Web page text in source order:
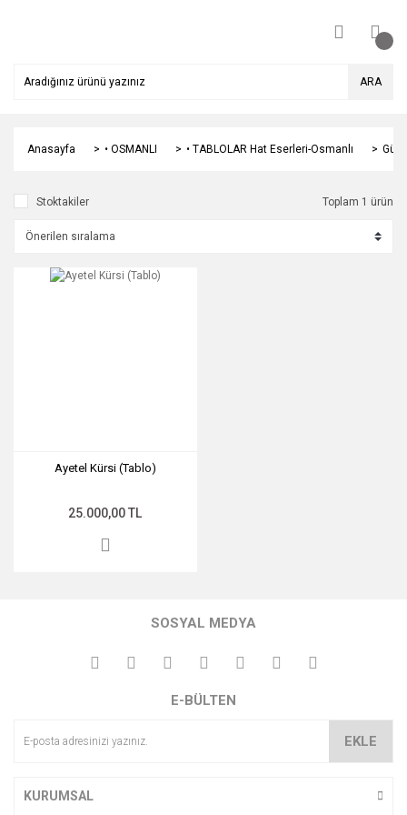
ARA
Anasayfa • OSMANLI • TABLOLAR Hat Eserleri-Osmanlı
Stoktakiler Toplam 1 ürün
Ayetel Kürsi (Tablo)
25.000,00 TL
SOSYAL MEDYA
E-BÜLTEN
EKLE
KURUMSAL